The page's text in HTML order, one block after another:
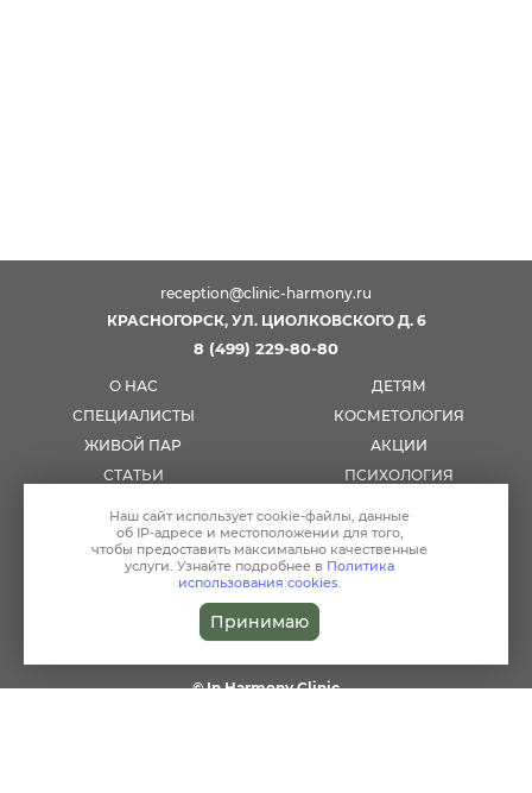
reception@clinic-harmony.ru
КРАСНОГОРСК, УЛ. ЦИОЛКОВСКОГО Д. 6
8 (499) 229-80-80
О НАС
ДЕТЯМ
СПЕЦИАЛИСТЫ
КОСМЕТОЛОГИЯ
ЖИВОЙ ПАР
АКЦИИ
СТАТЬИ
ПСИХОЛОГИЯ
КОНТАКТЫ
ПОЛЬЗОВАТЕЛЬСКОЕ
СОГЛАШЕНИЕ
ИСПОЛЬЗОВАНИЯ COOKIES
КОНФИДЕНЦИАЛЬНОСТИ
TELEGRAM
© In Harmony Clinic
Наш сайт используетcookie-файлы, данные
об IP-адресеи местоположении для того,
чтобы предоставить максимально качественные
услуги. Узнайте подробнее в Политика
использования cookies.
Принимаю